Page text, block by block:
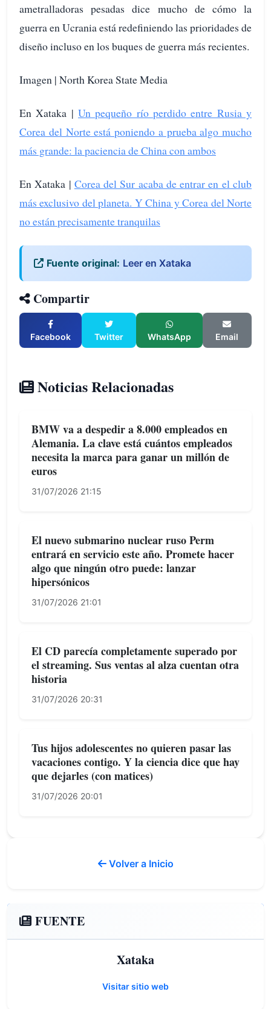
ametralladoras pesadas dice mucho de cómo la
guerra en Ucrania está redefiniendo las prioridades de
diseño incluso en los buques de guerra más recientes.
Imagen | North Korea State Media
En Xataka | Un pequeño río perdido entre Rusia y
Corea del Norte está poniendo a prueba algo mucho
más grande: la paciencia de China con ambos
En Xataka | Corea del Sur acaba de entrar en el club
más exclusivo del planeta. Y China y Corea del Norte
no están precisamente tranquilas
Fuente original: Leer en Xataka
Compartir
Facebook Twitter WhatsApp Email
Noticias Relacionadas
BMW va a despedir a 8.000 empleados en
Alemania. La clave está cuántos empleados
necesita la marca para ganar un millón de
euros
31/07/2026 21:15
El nuevo submarino nuclear ruso Perm
entrará en servicio este año. Promete hacer
algo que ningún otro puede: lanzar
hipersónicos
31/07/2026 21:01
El CD parecía completamente superado por
el streaming. Sus ventas al alza cuentan otra
historia
31/07/2026 20:31
Tus hijos adolescentes no quieren pasar las
vacaciones contigo. Y la ciencia dice que hay
que dejarles (con matices)
31/07/2026 20:01
Volver a Inicio
FUENTE
Xataka
Visitar sitio web